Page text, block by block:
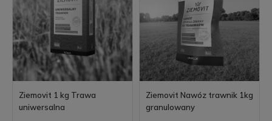
Ziemovit 1 kg Trawa
uniwersalna
Ziemovit Nawóz trawnik 1kg
granulowany